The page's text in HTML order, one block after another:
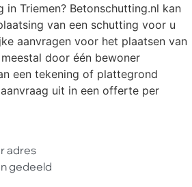
in Triemen? Betonschutting.nl kan
van een schutting voor u
aanvragen voor het plaatsen van
door één bewoner
een tekening of plattegrond
uit in een offerte per
adres
gedeeld